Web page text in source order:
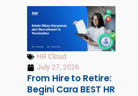
HR Cloud
July 27, 2026
From Hire to Retire:
Begini Cara BEST HR